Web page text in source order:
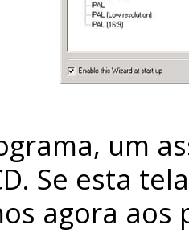
um
Se esta
agora aos